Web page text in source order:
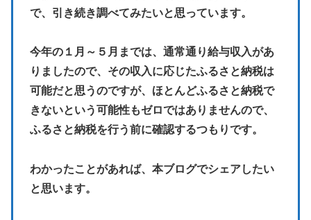
で、引き続き調べてみたいと思っています。
今年の１月～５月までは、通常通り給与収入があ
りましたので、その収入に応じたふるさと納税は
可能だと思うのですが、ほとんどふるさと納税で
きないという可能性もゼロではありませんので、
ふるさと納税を行う前に確認するつもりです。
わかったことがあれば、本ブログでシェアしたい
と思います。